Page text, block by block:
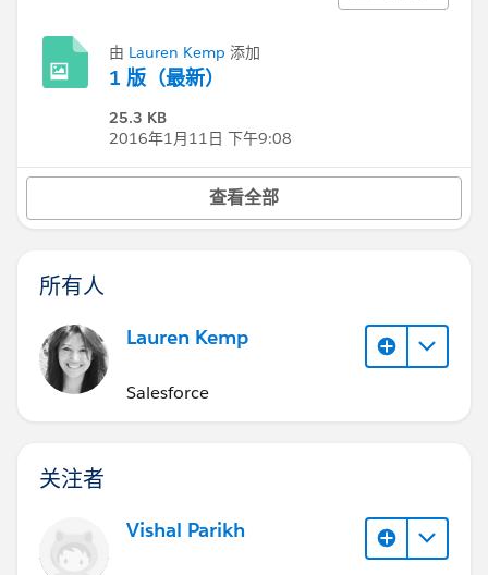
由 Lauren Kemp 添加
1 版（最新）
25.3 KB
2016年1月11日 下午9:08
查看全部
所有人
Lauren Kemp
Salesforce
关注者
Vishal Parikh